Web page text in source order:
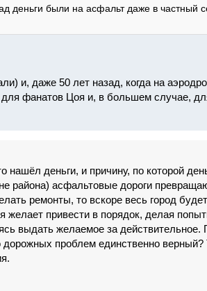
деньги были на асфальт даже в частный
и, даже 50 лет назад, когда на
фанатов Цоя и, в большем случае,
нашёл деньги, и причину, по которой
района) асфальтовые дороги
ремонты, то вскоре весь город
желает привести в порядок, делая
выдать желаемое за
проблем единственно